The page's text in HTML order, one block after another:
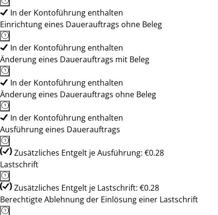
In der Kontoführung enthalten
Einrichtung eines Dauerauftrags ohne Beleg
In der Kontoführung enthalten
Änderung eines Dauerauftrags mit Beleg
In der Kontoführung enthalten
Änderung eines Dauerauftrags ohne Beleg
In der Kontoführung enthalten
Ausführung eines Dauerauftrags
Zusätzliches Entgelt je Ausführung: €0.28
Lastschrift
Zusätzliches Entgelt je Lastschrift: €0.28
Berechtigte Ablehnung der Einlösung einer Lastschrift